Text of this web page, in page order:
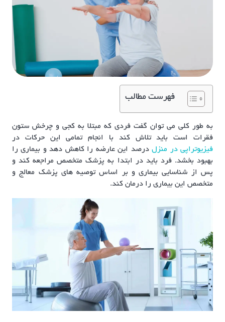
فهرست مطالب
به طور کلی می توان گفت فردی که مبتلا به کجی و چرخش ستون
فقرات است باید تلاش کند با انجام تمامی این حرکات در
فیزیوتراپی در منزلدرصد این عارضه را کاهش دهد و بیماری را
بهبود بخشد. فرد باید در ابتدا به پزشک متخصص مراجعه کند و
پس از شناسایی بیماری و بر اساس توصیه های پزشک معالج و
متخصص این بیماری را درمان کند.